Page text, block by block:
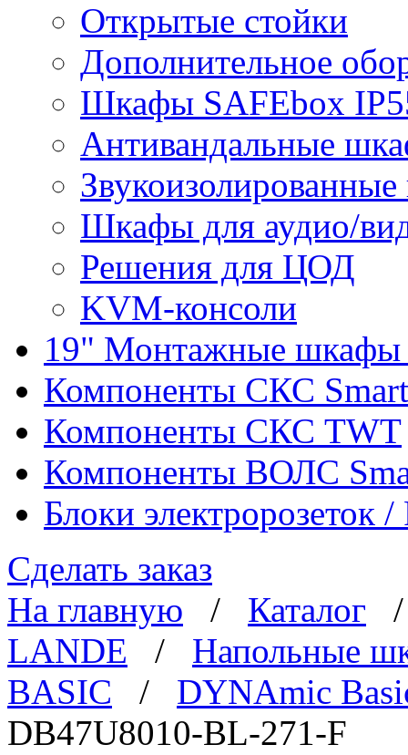
Открытые стойки
Дополнительное
Шкафы SAFEbox
Антивандальные
Шкафы для аудио/
Решения для ЦОД
KVM-консоли
19" Монтажные шкафы
Компоненты СКС
Компоненты СКС TWT
Компоненты ВОЛС
Блоки электророзеток
Сделать заказ
На главную / Каталог
LANDE / Напольные
BASIC / DYNAmic
DB47U8010-BL-271-F